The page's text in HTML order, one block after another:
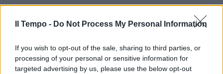
Il Tempo - Do Not Process My Personal Information
If you wish to opt-out of the sale, sharing to third parties, or
processing of your personal or sensitive information for
targeted advertising by us, please use the below opt-out